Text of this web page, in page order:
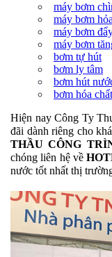
máy bơm
máy bơm
máy bơm
máy bơm
bơm tự hút
bơm ly tâm
bơm hút
bơm hóa chất
Hiện nay Công Ty
đãi dành riêng cho
THẦU CÔNG
chóng liên hệ về
nước tốt nhất thị